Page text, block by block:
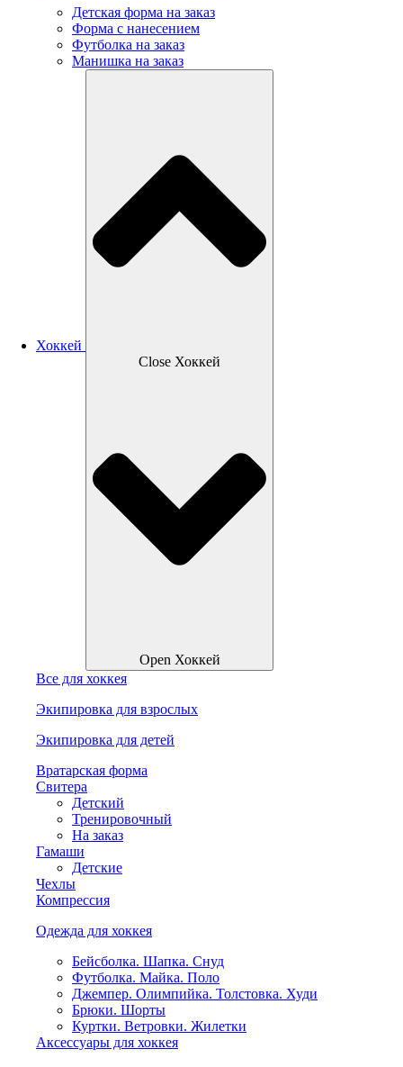
Детская форма на заказ
Форма с нанесением
Футболка на заказ
Манишка на заказ
Хоккей
Close Хоккей
Open Хоккей
Все для хоккея
Экипировка для взрослых
Экипировка для детей
Вратарская форма
Свитера
Детский
Тренировочный
На заказ
Гамаши
Детские
Чехлы
Компрессия
Одежда для хоккея
Бейсболка. Шапка. Снуд
Футболка. Майка. Поло
Джемпер. Олимпийка. Толстовка. Худи
Брюки. Шорты
Куртки. Ветровки. Жилетки
Аксессуары для хоккея